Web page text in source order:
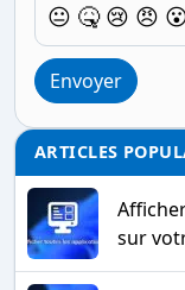
😐 🤒 😢 😠
Envoyer
ARTICLES
sur